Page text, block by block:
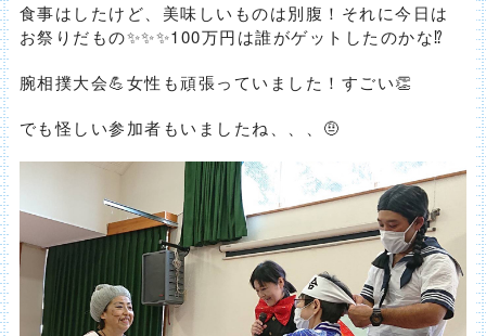
食事はしたけど、美味しいものは別腹！それに今日は
お祭りだもの✨✨✨100万円は誰がゲットしたのかな⁉️
腕相撲大会💪女性も頑張っていました！すごい👏
でも怪しい参加者もいましたね、、、🤨